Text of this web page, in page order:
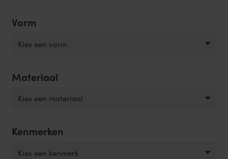
Vorm
Kies een vorm
Materiaal
Kies een materiaal
Kenmerken
Kies een kenmerk